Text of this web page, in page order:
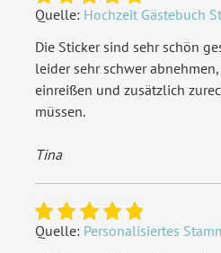
Quelle: Hochzeit Gästebuch Sticker 40 Fragen -
Die Sticker sind sehr schön
leider sehr schwer
einreißen und zusätzlich
müssen.
Tina
Quelle: Personalisiertes Stammbuch - Eigene Gravurdatei